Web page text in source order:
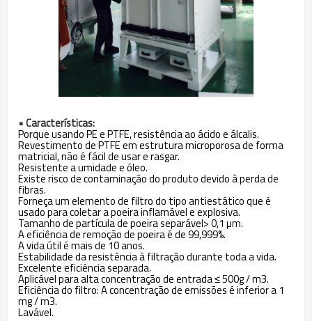
• Características:
Porque usando PE e PTFE, resistência ao ácido e álcalis.
Revestimento de PTFE em estrutura microporosa de forma
matricial, não é fácil de usar e rasgar.
Resistente a umidade e óleo.
Existe risco de contaminação do produto devido à perda de
fibras.
Forneça um elemento de filtro do tipo antiestático que é
usado para coletar a poeira inflamável e explosiva.
Tamanho de partícula de poeira separável> 0,1 µm.
A eficiência de remoção de poeira é de 99,999%.
A vida útil é mais de 10 anos.
Estabilidade da resistência à filtração durante toda a vida.
Excelente eficiência separada.
Aplicável para alta concentração de entrada ≤ 500g / m3.
Eficiência do filtro: A concentração de emissões é inferior a 1
mg / m3.
Lavável.